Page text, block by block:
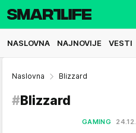
NASLOVNA NAJNOVIJE VESTI
Naslovna Blizzard
#Blizzard
GAMING